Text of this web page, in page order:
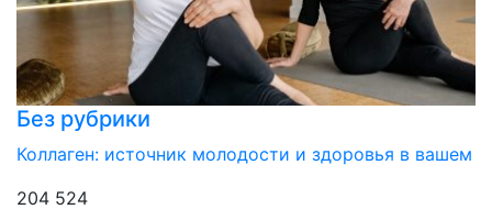
Без рубрики
Коллаген: источник молодости и здоровья в вашем
204 524